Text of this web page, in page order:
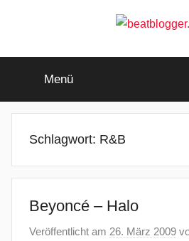
beatblogger.de
beat
goes
Menü
Schlagwort: R&B
Beyoncé – Halo
Veröffentlicht am 26. März 2009